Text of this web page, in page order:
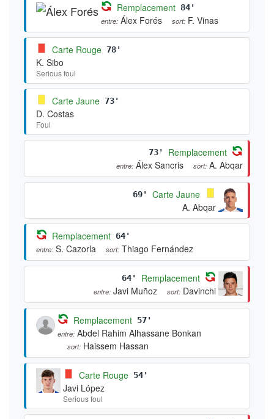
Remplacement 84'
entre: Álex Forés sort: F. Vinas
Carte Rouge 78'
K. Sibo
Serious foul
Carte Jaune 73'
D. Costas
Foul
73' Remplacement
entre: Álex Sancris sort: A. Abqar
69'
Carte Jaune
A. Abqar
Remplacement 64'
entre: S. Cazorla sort: Thiago Fernández
64' Remplacement
entre: Javi Muñoz sort: Davinchi
Remplacement 57'
entre: Abdel Rahim Alhassane Bonkan
sort: Haissem Hassan
Carte Rouge 54'
Javi López
Serious foul